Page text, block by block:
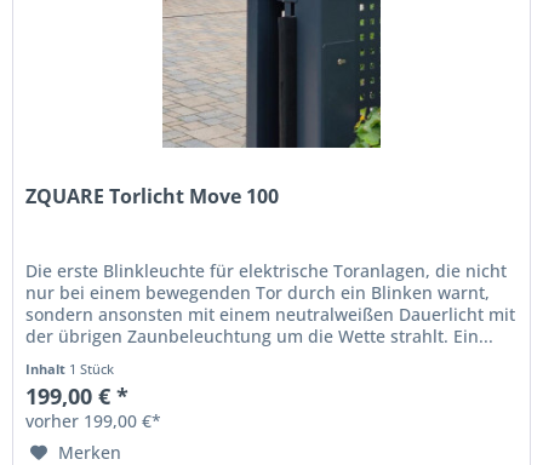
ZQUARE Torlicht Move 100
Die erste Blinkleuchte für elektrische Toranlagen, die nicht
nur bei einem bewegenden Tor durch ein Blinken warnt,
sondern ansonsten mit einem neutralweißen Dauerlicht mit
der übrigen Zaunbeleuchtung um die Wette strahlt. Ein...
Inhalt 1 Stück
199,00 € *
vorher 199,00 €*
Merken